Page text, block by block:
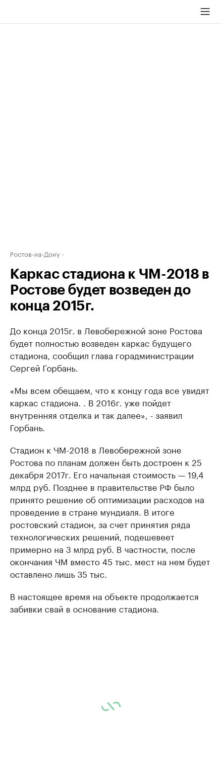
Ростов-на-Дону
Каркас стадиона к ЧМ-2018 в
Ростове будет возведен до
конца 2015г.
До конца 2015г. в Левобережной зоне Ростова
будет полностью возведен каркас будущего
стадиона, сообщил глава горадминистрации
Сергей Горбань.
«Мы всем обещаем, что к концу года все увидят
каркас стадиона. . В 2016г. уже пойдет
внутренняя отделка и так далее», - заявил
Горбань.
Стадион к ЧМ-2018 в Левобережной зоне
Ростова по планам должен быть достроен к 25
декабря 2017г. Его начальная стоимость — 19,4
млрд руб. Позднее в правительстве РФ было
принято решение об оптимизации расходов на
проведение в стране мундиаля. В итоге
ростовский стадион, за счет принятия ряда
технологических решений, подешевеет
примерно на 3 млрд руб. В частности, после
окончания ЧМ вместо 45 тыс. мест на нем будет
оставлено лишь 35 тыс.
В настоящее время на объекте продолжается
забивки свай в основание стадиона.